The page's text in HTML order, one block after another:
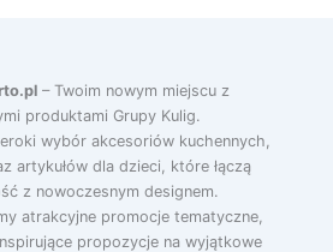
– Twoim nowym miejscu z
produktami Grupy Kulig.
wybór akcesoriów kuchennych,
artykułów dla dzieci, które łączą
z nowoczesnym designem.
atrakcyjne promocje tematyczne,
propozycje na wyjątkowe